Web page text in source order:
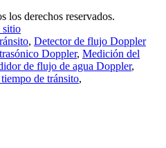
derechos reservados.
sitio
, Detector de flujo Doppler
Doppler, Medición del
de flujo de agua Doppler,
de tránsito,